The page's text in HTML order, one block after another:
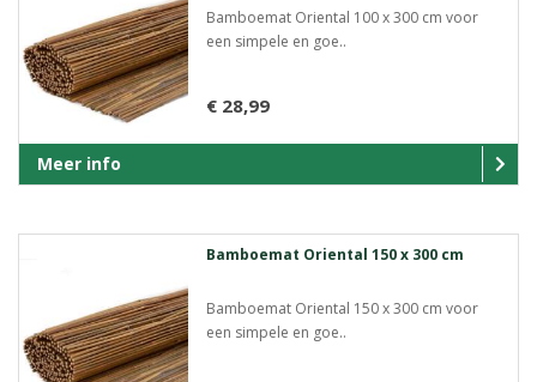
Bamboemat Oriental 100 x 300 cm voor
een simpele en goe..
€ 28,99
Meer info
Bamboemat Oriental 150 x 300 cm
Bamboemat Oriental 150 x 300 cm voor
een simpele en goe..